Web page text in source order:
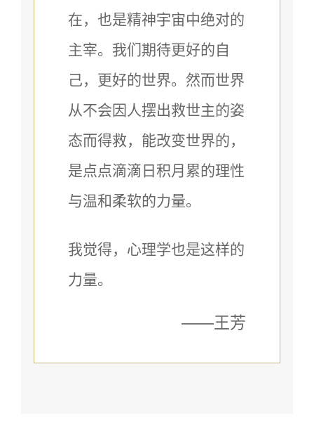
在，也是精神宇宙中绝对的
主宰。我们期待更好的自
己，更好的世界。然而世界
从不会因人摆出救世主的姿
态而得救，能改变世界的，
是点点滴滴日积月累的理性
与温和柔软的力量。
我觉得，心理学也是这样的
力量。
——王芳